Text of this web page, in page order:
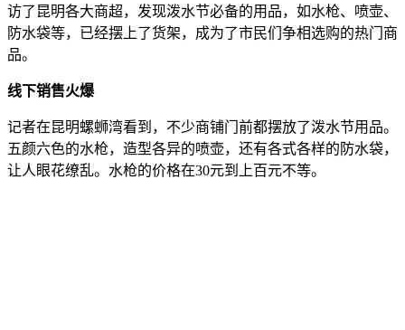
访了昆明各大商超，发现泼水节必备的用品，如水枪、喷壶、
防水袋等，已经摆上了货架，成为了市民们争相选购的热门商
品。
线下销售火爆
记者在昆明螺蛳湾看到，不少商铺门前都摆放了泼水节用品。
五颜六色的水枪，造型各异的喷壶，还有各式各样的防水袋，
让人眼花缭乱。水枪的价格在30元到上百元不等。